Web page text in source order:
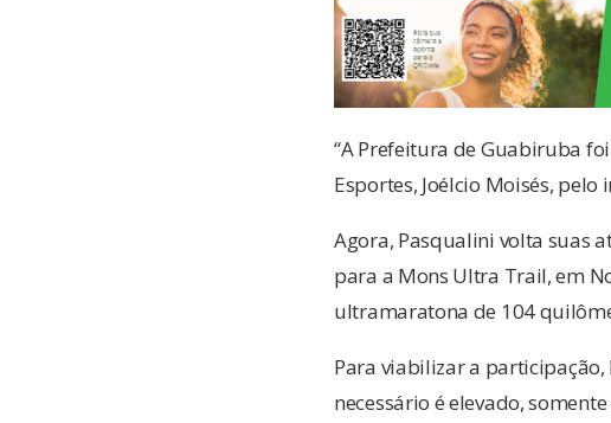
“A Prefeitura de Guabiruba
Esportes, Joélcio Moisés,
Agora, Pasqualini volta suas
para a Mons Ultra Trail, em
ultramaratona de 104
Para viabilizar a
necessário é elevado,